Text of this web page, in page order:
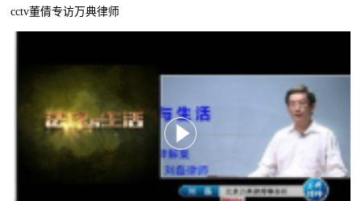
cctv董倩专访万典律师